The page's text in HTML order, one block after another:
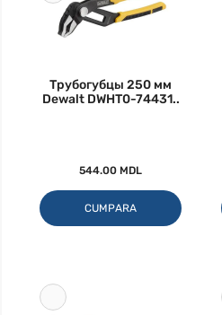
Трубогубцы 250 мм
Dewalt DWHT0-74431..
544.00 MDL
CUMPARA